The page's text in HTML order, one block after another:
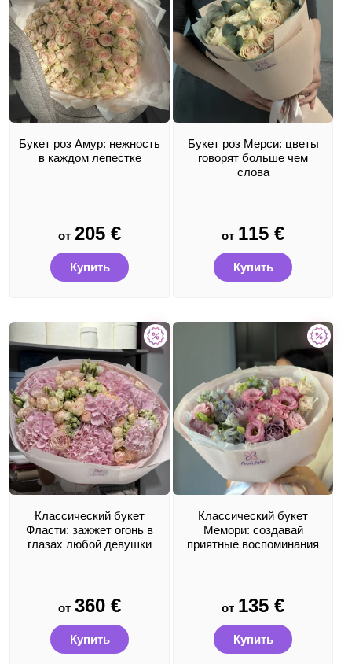
Букет роз Амур: нежность
в каждом лепестке
от 205 €
Купить
Букет роз Мерси: цветы
говорят больше чем
слова
от 115 €
Купить
Классический букет
Фласти: зажжет огонь в
глазах любой девушки
от 360 €
Купить
Классический букет
Мемори: создавай
приятные воспоминания
от 135 €
Купить